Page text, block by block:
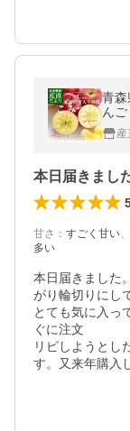
青森
ん
送料
産
甘さ ： すごく甘い、
多い
本日届きました
がり輪切りにし
とても気に入っ
ぐに注文
リピしようとし
す。又来年購入